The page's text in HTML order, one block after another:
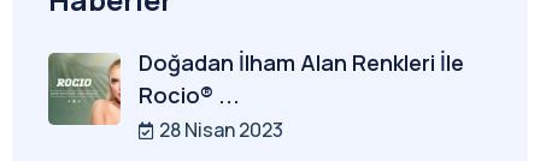
Doğadan İlham Alan Renkleri İle
Rocio® ...
28 Nisan 2023